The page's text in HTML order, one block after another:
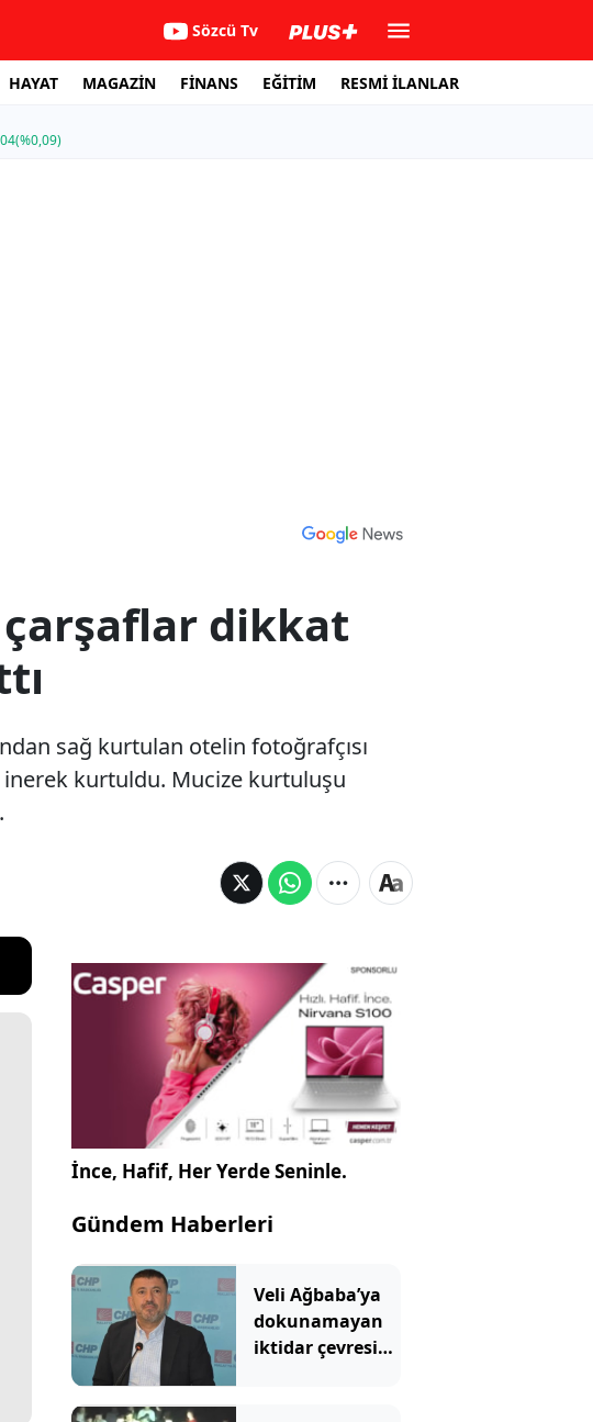
Sözcü Tv
HAYAT MAGAZİN FİNANS EĞİTİM RESMİ İLANLAR
(%0,09)
çarşaflar dikkat
sağ kurtulan otelin fotoğrafçısı
inerek kurtuldu. Mucize kurtuluşu
İnce, Hafif, Her Yerde Seninle.
Gündem Haberleri
Veli Ağbaba’ya
dokunamayan
iktidar çevresine